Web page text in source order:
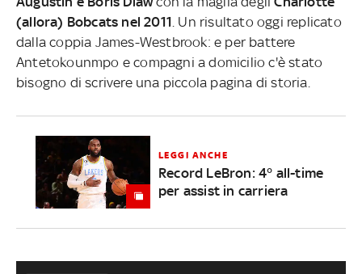
(allora) Bobcats nel 2011 . Un risultato oggi replicato
dalla coppia James-Westbrook: e per battere
Antetokounmpo e compagni a domicilio c'è stato
bisogno di scrivere una piccola pagina di storia.
LEGGI ANCHE
Record LeBron: 4° all-time
per assist in carriera